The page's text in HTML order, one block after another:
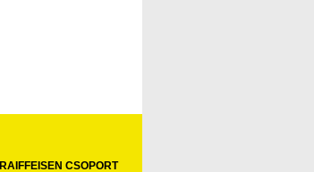
RAIFFEISEN CSOPORT